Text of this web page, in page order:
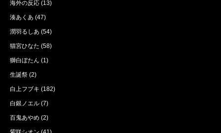
海外の反応 (13)
湊あくあ (47)
潤羽るしあ (54)
猫宮ひなた (58)
獅白ぼたん (1)
生誕祭 (2)
白上フブキ (182)
白銀ノエル (7)
百鬼あやめ (2)